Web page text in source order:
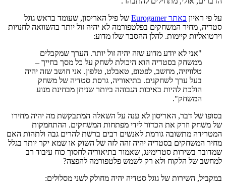
על פי ראיון באתר Eurogamer
של פיל האריסון, שעומד בראש גוגל
סטדיה, מחיר המשחקים בפלטפורמה לא יהיה זול יותר בהשוואה לחנויות
וירטואליות קיימות. להלן ההסבר שלו מדוע:
"אני לא יודע מדוע שזה יהיה זול יותר. הערך שמקבלים
ממשחק בסטדיה הוא היכולת לשחק על כל מסך בחייך –
טלוויזיה, מחשב, לפטופ, טאבלט, טלפון. אני חושב שזה יהיה
בעל ערך לשחקנים. בתיאוריה, גרסת סטדיה של משחק
הולכת להיות באיכות הגבוהה ביותר שניתן מבחינת מנוע
המשחק".
בסופו של דבר, האריסון לא ענה על השאלה המתבקשת מה יהיה מחירו
של משחק וזרק את הכדור לידי מפתחות המשחקים. ההתחמקות
המטרידה מתשובה גורמת לאנשים רבים ברשת להרים גבה ולתהות האם
מחיר המשחקים בסטדיה יהיה זהה לזה של השוק או שמא יקר יותר בגלל
שמדובר בשירות סטרימינג, שאמור בתיאוריה לחסוך כוח עיבוד רב
למחשב של הלקוח ולא רק לשמש פלטפורמה להפצה?
במקביל, השירות של גוגל סטדיה יהיה מחולק לשני מסלולים: